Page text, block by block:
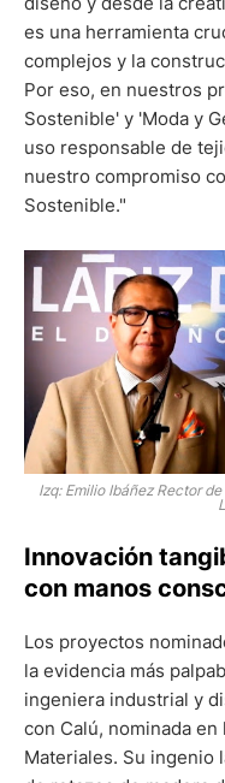
es una herramienta
complejos y la
Por eso, en nuestros
Sostenible' y 'Moda y
uso responsable de
nuestro compromiso
Sostenible."
Izq: Emilio Ibáñez Rector
Innovación
con manos
Los proyectos
la evidencia más
ingeniera industrial y
con Calú, nominada
Materiales. Su ingenio